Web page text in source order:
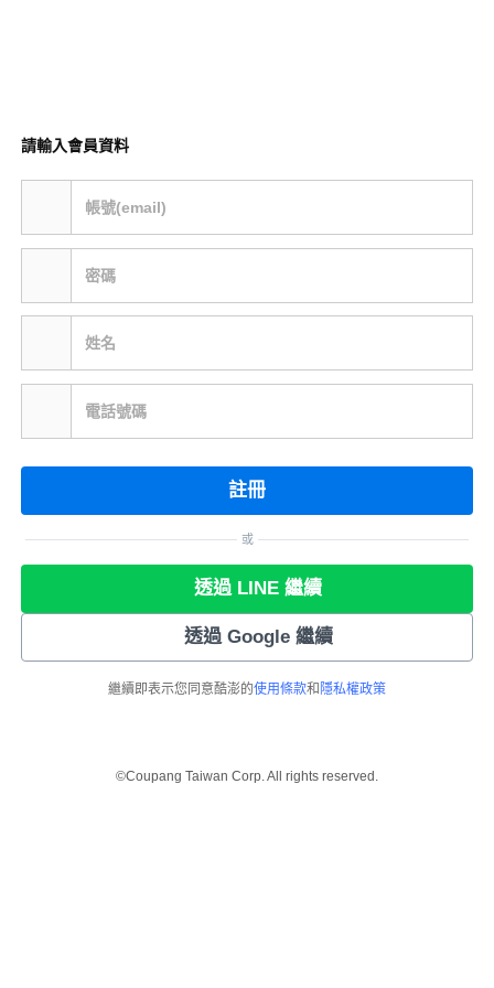
請輸入會員資料
帳號(email)
密碼
姓名
電話號碼
註冊
或
透過 LINE 繼續
透過 Google 繼續
繼續即表示您同意酷澎的使用條款和 隱私權政策
©Coupang Taiwan Corp. All rights reserved.